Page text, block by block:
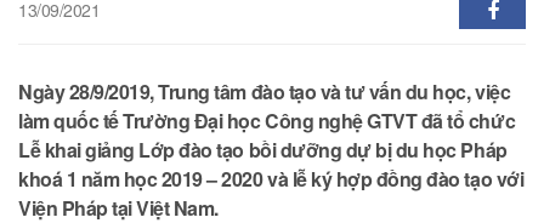
13/09/2021
Ngày 28/9/2019, Trung tâm đào tạo và tư vấn du học, việc
làm quốc tế Trường Đại học Công nghệ GTVT đã tổ chức
Lễ khai giảng Lớp đào tạo bồi dưỡng dự bị du học Pháp
khoá 1 năm học 2019 – 2020 và lễ ký hợp đồng đào tạo với
Viện Pháp tại Việt Nam.